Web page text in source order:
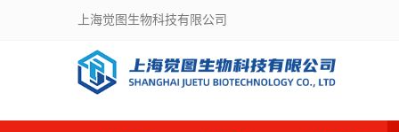
上海觉图生物科技有限公司